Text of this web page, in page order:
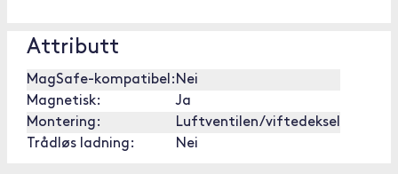
Attributt
MagSafe-kompatibel: Nei
Magnetisk:
Ja
Montering:
Luftventilen/viftedeksel
Trådløs ladning:
Nei